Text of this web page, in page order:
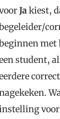
Jakiest,
met
student,
voor